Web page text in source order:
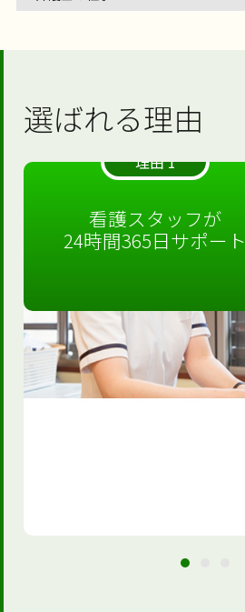
選ばれる理由
理由 1
看護スタッフが
24時間365日サポート